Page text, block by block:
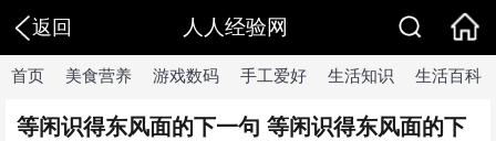
返回 人人经验网
首页 美食营养 游戏数码 手工爱好 生活知识 生活百科
等闲识得东风面的下一句 等闲识得东风面的下